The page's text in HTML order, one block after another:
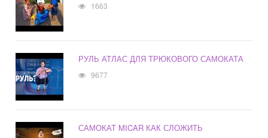
1663
РУЛЬ АТЛАС ДЛЯ ТРЮКОВОГО САМОКАТА
9677
САМОКАТ MICAR КАК СЛОЖИТЬ